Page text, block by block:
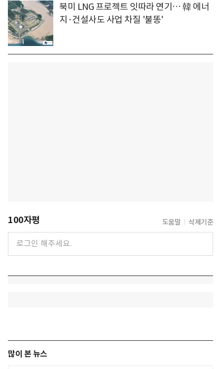
북미 LNG 프로젝트 잇따라 연기… 韓 에너
지·건설사도 사업 차질 '불똥'
100자평 도움말 삭제기준
많이 본 뉴스